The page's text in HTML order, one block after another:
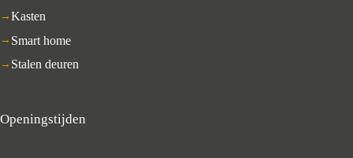
Kasten
Smart home
Stalen deuren
Openingstijden